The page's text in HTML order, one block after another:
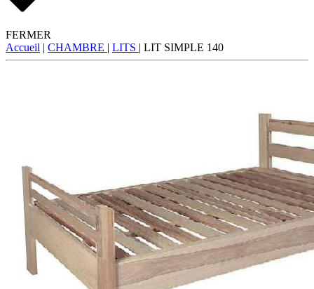
FERMER
Accueil | CHAMBRE | LITS | LIT SIMPLE 140